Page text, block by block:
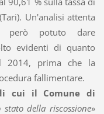
Un'analisi attenta
però potuto dare
evidenti di quanto
2014, prima che la
fallimentare.
cui il Comune di
della riscossione»